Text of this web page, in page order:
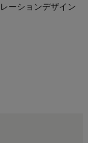
ーションデザイン